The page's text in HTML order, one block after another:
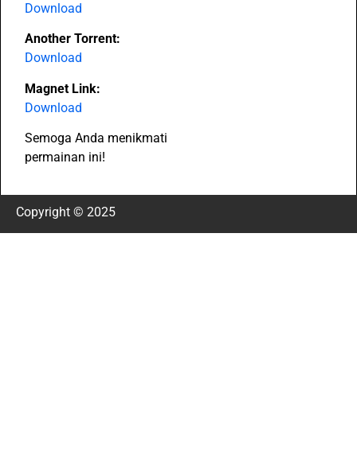
Download
Another Torrent:
Download
Magnet Link:
Download
Semoga Anda menikmati
permainan ini!
Copyright © 2025